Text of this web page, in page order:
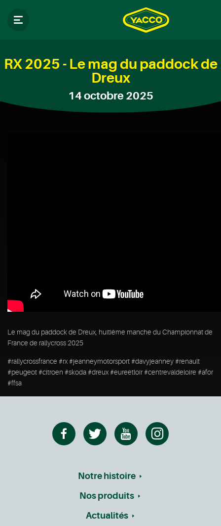
RX 2025 - Le mag du paddock de
Dreux
14 octobre 2025
Le mag du paddock de Dreux, huitième manche du Championnat de
France de rallycross 2025
#rallycrossfrance #rx #jeanneymotorsport #davyjeanney #renault
#peugeot #citroen #skoda #dreux #eureetloir #centrevaldeloire #afor
#ffsa
Notre histoire
Nos produits
Actualités